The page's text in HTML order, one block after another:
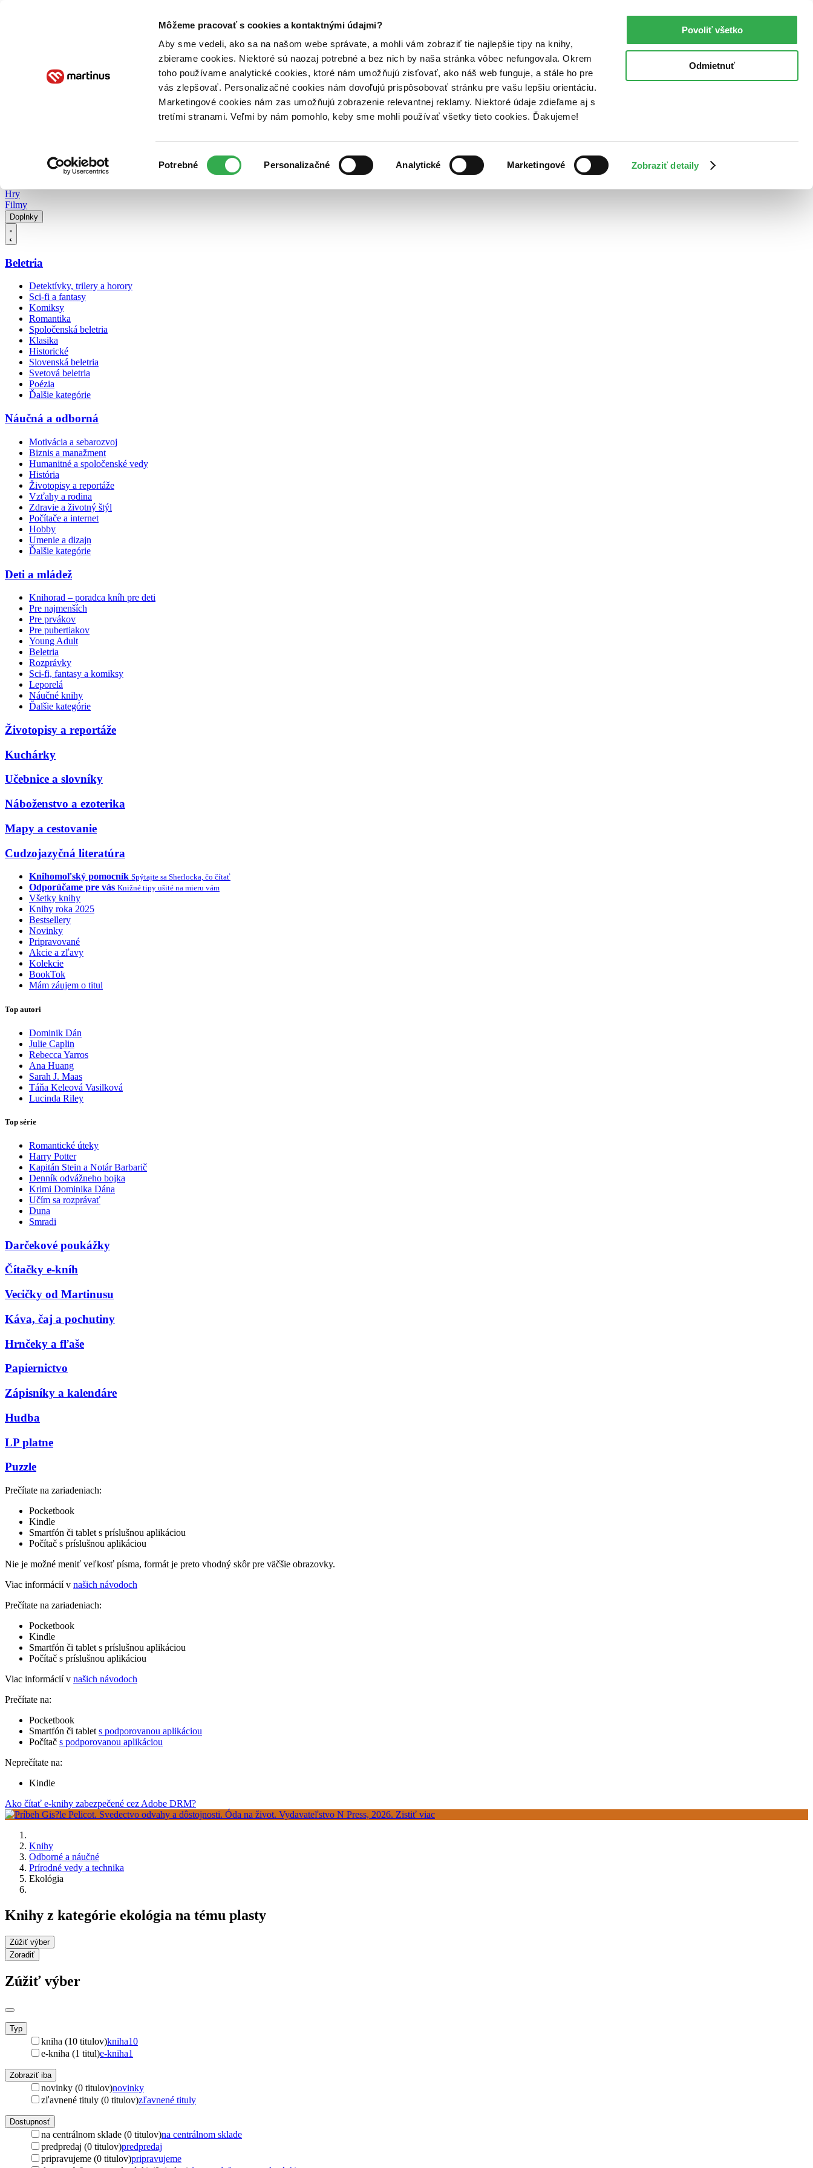
Môžeme pracovať s cookies a kontaktnými údajmi?
Aby sme vedeli, ako sa na našom webe správate, a mohli vám zobraziť tie najlepšie tipy na knihy,
zbierame cookies. Niektoré sú naozaj potrebné a bez nich by naša stránka vôbec nefungovala. Okrem
toho používame analytické cookies, ktoré nám umožňujú zisťovať, ako náš web funguje, a stále ho pre
vás zlepšovať. Personalizačné cookies nám dovoľujú prispôsobovať stránku pre vašu lepšiu orientáciu.
Marketingové cookies nám zas umožňujú zobrazenie relevantnej reklamy. Niektoré údaje zdieľame aj s
tretími stranami. Veľmi by nám pomohlo, keby sme mohli používať všetky tieto cookies. Ďakujeme!
súhlasu
Potrebné Personalizačné Analytické Marketingové Zobraziť detaily
Povoliť všetko
Odmietnuť
Poukážky Kontakt
Hry
Filmy
Doplnky
Beletria
Detektívky, trilery a horory
Sci-fi a fantasy
Komiksy
Romantika
Spoločenská beletria
Klasika
Historické
Slovenská beletria
Svetová beletria
Poézia
Ďalšie kategórie
Náučná a odborná
Motivácia a sebarozvoj
Biznis a manažment
Humanitné a spoločenské vedy
História
Životopisy a reportáže
Vzťahy a rodina
Zdravie a životný štýl
Počítače a internet
Hobby
Umenie a dizajn
Ďalšie kategórie
Deti a mládež
Knihorad – poradca kníh pre deti
Pre najmenších
Pre prvákov
Pre pubertiakov
Young Adult
Beletria
Rozprávky
Sci-fi, fantasy a komiksy
Leporelá
Náučné knihy
Ďalšie kategórie
Životopisy a reportáže
Kuchárky
Učebnice a slovníky
Náboženstvo a ezoterika
Mapy a cestovanie
Cudzojazyčná literatúra
Knihomoľský pomocník Spýtajte sa Sherlocka, čo čítať
Odporúčame pre vás Knižné tipy ušité na mieru vám
Všetky knihy
Knihy roka 2025
Bestsellery
Novinky
Pripravované
Akcie a zľavy
Kolekcie
BookTok
Mám záujem o titul
Top autori
Dominik Dán
Julie Caplin
Rebecca Yarros
Ana Huang
Sarah J. Maas
Táňa Keleová Vasilková
Lucinda Riley
Top série
Romantické úteky
Harry Potter
Kapitán Stein a Notár Barbarič
Denník odvážneho bojka
Krimi Dominika Dána
Učím sa rozprávať
Duna
Smradi
Darčekové poukážky
Čítačky e-kníh
Vecičky od Martinusu
Káva, čaj a pochutiny
Hrnčeky a fľaše
Papiernictvo
Zápisníky a kalendáre
Hudba
LP platne
Puzzle
Prečítate na zariadeniach:
Pocketbook
Kindle
Smartfón či tablet s príslušnou aplikáciou
Počítač s príslušnou aplikáciou
Nie je možné meniť veľkosť písma, formát je preto vhodný skôr pre väčšie obrazovky.
Viac informácií v našich návodoch
Prečítate na zariadeniach:
Pocketbook
Kindle
Smartfón či tablet s príslušnou aplikáciou
Počítač s príslušnou aplikáciou
Viac informácií v našich návodoch
Prečítate na:
Pocketbook
Smartfón či tablet s podporovanou aplikáciou
Počítač s podporovanou aplikáciou
Neprečítate na:
Kindle
Ako čítať e-knihy zabezpečené cez Adobe DRM?
Knihy
Odborné a náučné
Prírodné vedy a technika
Ekológia
Knihy z kategórie ekológia na tému plasty
Zúžiť výber
Zoradiť
Zúžiť výber
Typ
kniha (10 titulov)kniha10
e-kniha (1 titul)e-kniha1
Zobraziť iba
novinky (0 titulov)novinky
zľavnené tituly (0 titulov)zľavnené tituly
Dostupnosť
na centrálnom sklade (0 titulov)na centrálnom sklade
predpredaj (0 titulov)predpredaj
pripravujeme (0 titulov)pripravujeme